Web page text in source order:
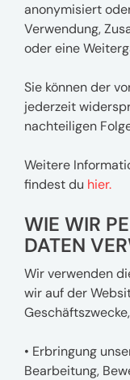
anonymisiert
Verwendung,
oder eine
Sie können der
jederzeit
nachteiligen
Weitere
findest du hier.
WIE WIR
DATEN
Wir verwenden
wir auf der
• Erbringung
Bearbeitung,